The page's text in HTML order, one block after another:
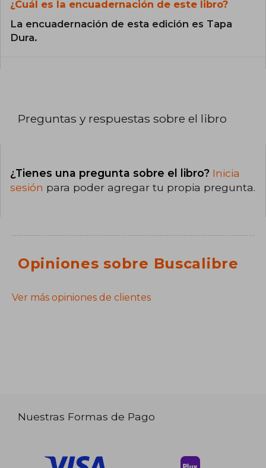
¿Cuál es la encuadernación de este libro?
La encuadernación de esta edición es Tapa
Dura.
Preguntas y respuestas sobre el libro
¿Tienes una pregunta sobre el libro? Inicia
sesión para poder agregar tu propia pregunta.
Opiniones sobre Buscalibre
Ver más opiniones de clientes
Nuestras Formas de Pago